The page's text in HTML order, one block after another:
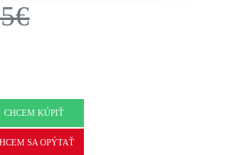
CHCEM KÚPIŤ
SA OPÝTAŤ